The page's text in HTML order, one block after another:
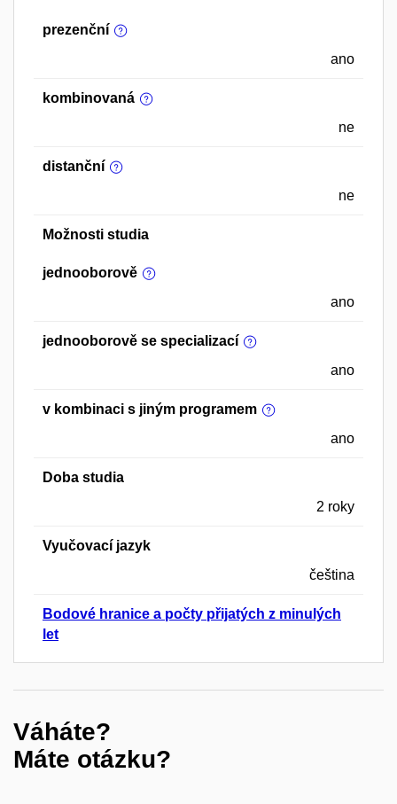
prezenční
ano
kombinovaná
ne
distanční
ne
Možnosti studia
jednooborově
ano
jednooborově se specializací
ano
v kombinaci s jiným programem
ano
Doba studia
2 roky
Vyučovací jazyk
čeština
Bodové hranice a počty přijatých z minulých
let
Váháte?
Máte otázku?